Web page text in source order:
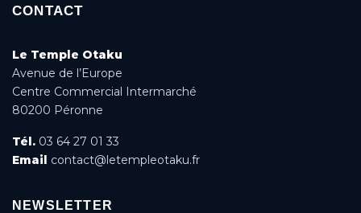
CONTACT
Le Temple Otaku
Avenue de l’Europe
Centre Commercial Intermarché
80200 Péronne
Tél. 03 64 27 01 33
Email contact@letempleotaku.fr
NEWSLETTER